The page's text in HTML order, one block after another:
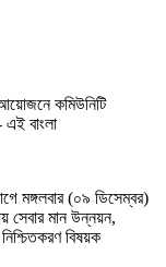
কমিউনিটি
এই বাংলা
মঙ্গলবার (০৯ ডিসেম্বর)
সেবার মান উন্নয়ন,
বিষয়ক